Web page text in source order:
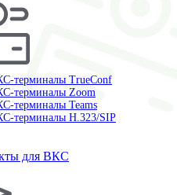
терминалы TrueConf
терминалы Zoom
терминалы Teams
терминалы H.323/SIP
для ВКС